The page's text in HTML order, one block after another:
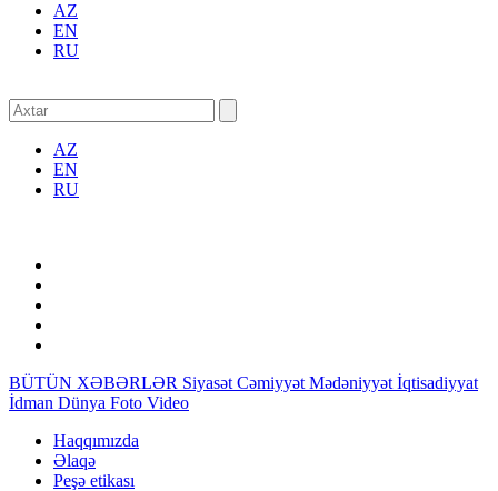
AZ
EN
RU
AZ
EN
RU
BÜTÜN XƏBƏRLƏR Siyasət Cəmiyyət Mədəniyyət İqtisadiyyat
İdman Dünya Foto Video
Haqqımızda
Əlaqə
Peşə etikası